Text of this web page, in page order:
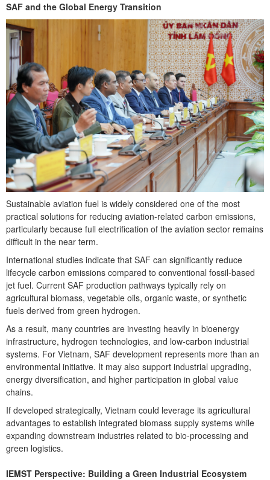
SAF and the Global Energy Transition
Sustainable aviation fuel is widely considered one of the most
practical solutions for reducing aviation-related carbon emissions,
particularly because full electrification of the aviation sector remains
difficult in the near term.
International studies indicate that SAF can significantly reduce
lifecycle carbon emissions compared to conventional fossil-based
jet fuel. Current SAF production pathways typically rely on
agricultural biomass, vegetable oils, organic waste, or synthetic
fuels derived from green hydrogen.
As a result, many countries are investing heavily in bioenergy
infrastructure, hydrogen technologies, and low-carbon industrial
systems. For Vietnam, SAF development represents more than an
environmental initiative. It may also support industrial upgrading,
energy diversification, and higher participation in global value
chains.
If developed strategically, Vietnam could leverage its agricultural
advantages to establish integrated biomass supply systems while
expanding downstream industries related to bio-processing and
green logistics.
IEMST Perspective: Building a Green Industrial Ecosystem